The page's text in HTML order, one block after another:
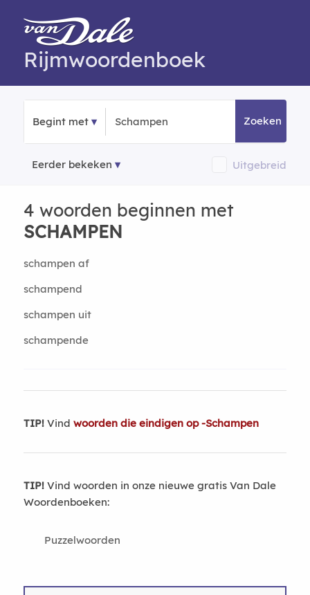
Rijmwoordenboek
Begint met Zoeken
Eerder bekeken Uitgebreid
4 woorden beginnen met
SCHAMPEN
schampen af
schampend
schampen uit
schampende
TIP!Vind woorden die eindigen op -Schampen
TIP!Vind woorden in onze nieuwe gratis Van Dale
Woordenboeken:
Puzzelwoorden